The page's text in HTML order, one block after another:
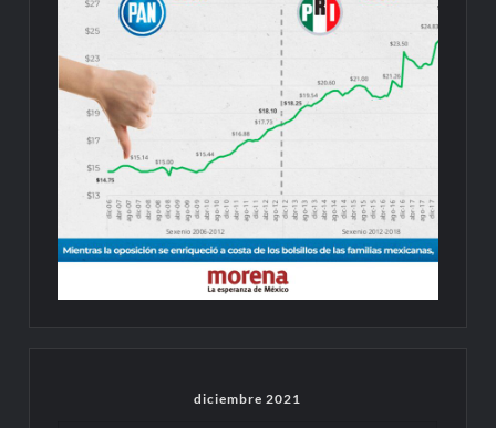
diciembre 2021